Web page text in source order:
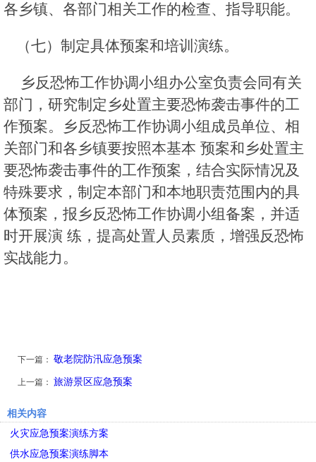
各乡镇、各部门相关工作的检查、指导职能。
（七）制定具体预案和培训演练。
乡反恐怖工作协调小组办公室负责会同有关
部门，研究制定乡处置主要恐怖袭击事件的工
作预案。乡反恐怖工作协调小组成员单位、相
关部门和各乡镇要按照本基本 预案和乡处置主
要恐怖袭击事件的工作预案，结合实际情况及
特殊要求，制定本部门和本地职责范围内的具
体预案，报乡反恐怖工作协调小组备案，并适
时开展演 练，提高处置人员素质，增强反恐怖
实战能力。
下一篇： 敬老院防汛应急预案
上一篇： 旅游景区应急预案
相关内容
火灾应急预案演练方案
供水应急预案演练脚本